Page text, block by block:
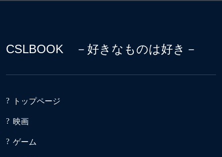
CSLBOOK －好きなものは好き－
トップページ
映画
ゲーム